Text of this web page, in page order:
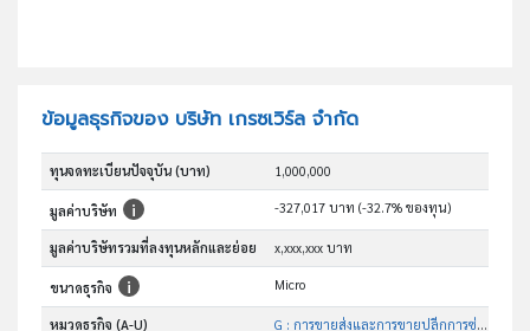
ข้อมูลธุรกิจของ บริษัท เกรซเวิร์ล จำกัด
ทุนจดทะเบียนปัจจุบัน (บาท) 1,000,000
มูลค่าบริษัท -327,017 บาท (-32.7% ของทุน)
มูลค่าบริษัทรวมที่ลงทุนหลักและย่อย x,xxx,xxx บาท
ขนาดธุรกิจ Micro
หมวดธุรกิจ (A-U) G : การขายส่งและการขายปลีกการซ่อมยานยนต์และ จักรยานยนต์